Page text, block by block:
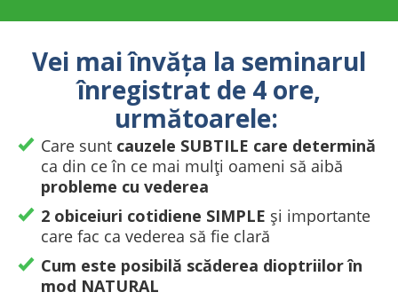
Vei mai învăța la seminarul
înregistrat de 4 ore,
următoarele:
Care sunt cauzele SUBTILE care determină
ca din ce în ce mai mulți oameni să aibă
probleme cu vederea
2 obiceiuri cotidiene SIMPLE și importante
care fac ca vederea să fie clară
Cum este posibilă scăderea dioptriilor în
mod NATURAL